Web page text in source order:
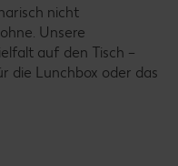
nicht
Unsere
auf den Tisch –
die Lunchbox oder das